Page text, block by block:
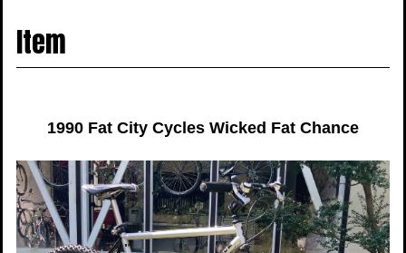
Item
1990 Fat City Cycles Wicked Fat Chance